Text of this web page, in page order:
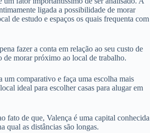
ligada a possibilidade de morar
de estudo e espaços os quais frequenta com
fazer a conta em relação ao seu custo de
de morar próximo ao local de trabalho.
um comparativo e faça uma escolha mais
ideal para escolher casas para alugar em
fato de que, Valença é uma capital conhecida
qual as distâncias são longas.